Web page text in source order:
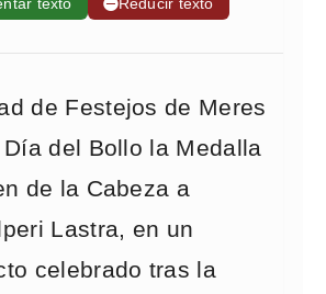
de Festejos de Meres
del Bollo la Medalla
de la Cabeza a
Lastra, en un
celebrado tras la